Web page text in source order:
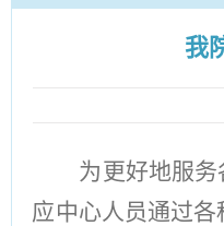
我
为更好地服
应中心人员通过